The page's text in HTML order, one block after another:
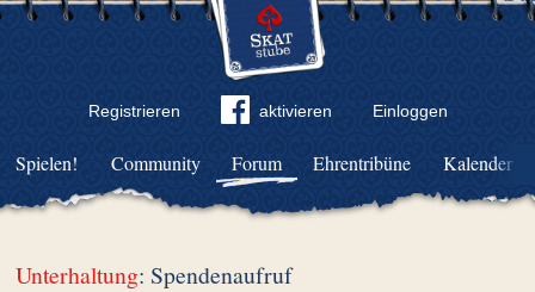
Registrieren aktivieren Einloggen
Community Forum Ehrentribüne Kalender
Spielen!
Unterhaltung: Spendenaufruf